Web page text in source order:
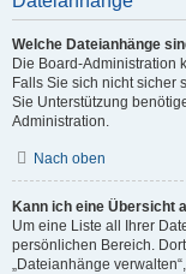
Welche Dateianhänge
Die Board-Administration
Falls Sie sich nicht sicher
Sie Unterstützung
Administration.
Nach oben
Kann ich eine Übersicht
Um eine Liste all Ihrer
persönlichen Bereich.
„Dateianhänge